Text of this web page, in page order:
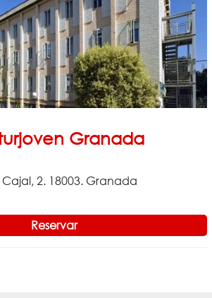
Granada
2. 18003. Granada
Reservar